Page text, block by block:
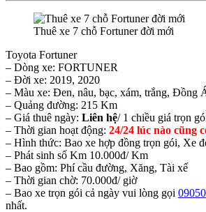
Thuê xe 7 chỗ Fortuner đời mới
Toyota Fortuner
– Dòng xe: FORTUNER
– Đời xe: 2019, 2020
– Màu xe: Đen, nâu, bạc, xám, trắng, Đồng
– Quảng đường: 215 Km
– Giá thuê ngày: Liên hệ/ 1 chiều giá trọn
– Thời gian hoạt động: 24/24 lúc nào cũng
– Hình thức: Bao xe hợp đồng trọn gói, Xe
– Phát sinh số Km 10.000đ/ Km
– Bao gồm: Phí cầu đường, Xăng, Tài xế
– Thời gian chờ: 70.000đ/ giờ
– Bao xe trọn gói cả ngày vui lòng gọi
nhất.